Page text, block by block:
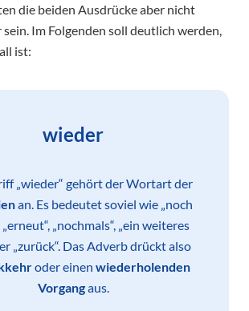
die beiden Ausdrücke aber nicht
Im Folgenden soll deutlich werden,
ist:
wieder
„wieder“ gehört der Wortart der
an. Es bedeutet soviel wie „noch
„erneut“, „nochmals“, „ein weiteres
„zurück“. Das Adverb drückt also
oder einen wiederholenden
Vorgangaus.